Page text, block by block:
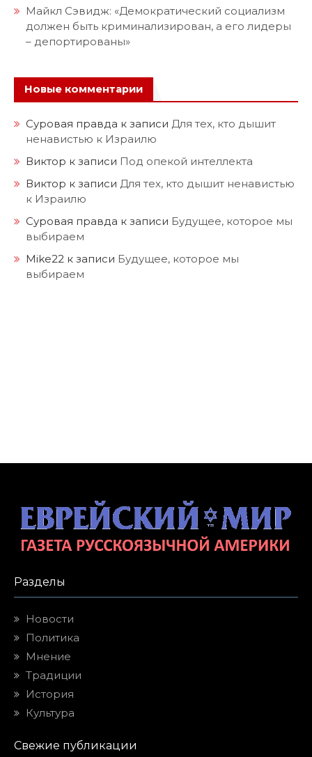
Майкл Сэвидж: «Демократический социализм
должен быть криминализирован, а его лидеры
– депортированы»
Новые комментарии
Суровая правда к записи Для тех, кто дышит
ненавистью к Израилю
Виктор к записи Под опекой интеллекта
Виктор к записи Для тех, кто дышит ненавистью
к Израилю
Суровая правда к записи Будущее, которое мы
выбираем
Mike22 к записи Будущее, которое мы
выбираем
Разделы
Новости
Политика
Мнение
Традиции
История
Культура
Свежие публикации